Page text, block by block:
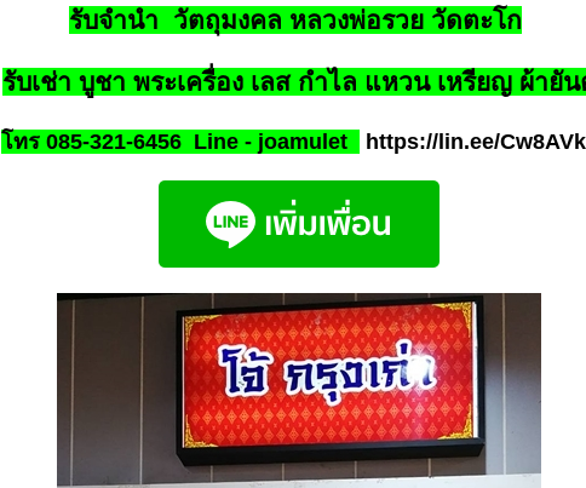
รับจำนำ วัตถุมงคล หลวงพ่อรวย วัดตะโก
รับเช่า บูชา พระเครื่อง เลส กำไล แหวน เหรียญ ผ้ายัน
โทร 085-321-6456 Line - joamulet https://lin.ee/